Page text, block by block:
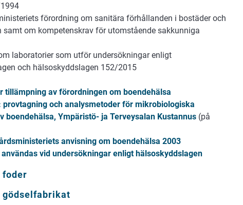
förordning om sanitära förhållanden i bostäder och
samt om kompetenskrav för utomstående sakkunniga
laboratorier som utför undersökningar enligt
och hälsoskyddslagen 152/2015
tillämpning av förordningen om boendehälsa
provtagning och analysmetoder för mikrobiologiska
boendehälsa, Ympäristö- ja Terveysalan Kustannus (på
anvisning om boendehälsa 2003
vid undersökningar enligt hälsoskyddslagen
foder
gödselfabrikat